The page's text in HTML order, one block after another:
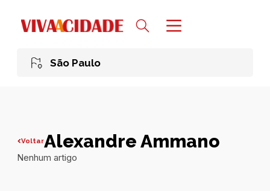
São Paulo
VoltarAlexandre Ammano
Nenhum artigo